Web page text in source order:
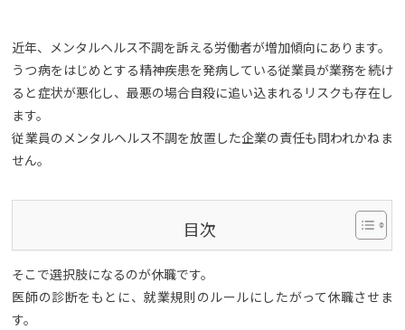
近年、メンタルヘルス不調を訴える労働者が増加傾向にあります。
うつ病をはじめとする精神疾患を発病している従業員が業務を続け
ると症状が悪化し、最悪の場合自殺に追い込まれるリスクも存在し
ます。
従業員のメンタルヘルス不調を放置した企業の責任も問われかねま
せん。
目次
そこで選択肢になるのが休職です。
医師の診断をもとに、就業規則のルールにしたがって休職させま
す。